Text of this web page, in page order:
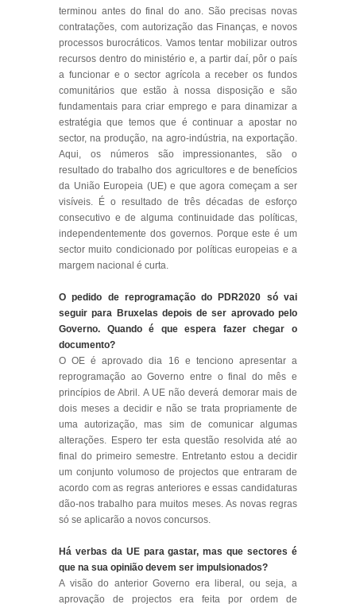
terminou antes do final do ano. São precisas novas
contratações, com autorização das Finanças, e novos
processos burocráticos. Vamos tentar mobilizar outros
recursos dentro do ministério e, a partir daí, pôr o país
a funcionar e o sector agrícola a receber os fundos
comunitários que estão à nossa disposição e são
fundamentais para criar emprego e para dinamizar a
estratégia que temos que é continuar a apostar no
sector, na produção, na agro-indústria, na exportação.
Aqui, os números são impressionantes, são o
resultado do trabalho dos agricultores e de benefícios
da União Europeia (UE) e que agora começam a ser
visíveis. É o resultado de três décadas de esforço
consecutivo e de alguma continuidade das políticas,
independentemente dos governos. Porque este é um
sector muito condicionado por políticas europeias e a
margem nacional é curta.
O pedido de reprogramação do PDR2020 só vai
seguir para Bruxelas depois de ser aprovado pelo
Governo. Quando é que espera fazer chegar o
documento?
O OE é aprovado dia 16 e tenciono apresentar a
reprogramação ao Governo entre o final do mês e
princípios de Abril. A UE não deverá demorar mais de
dois meses a decidir e não se trata propriamente de
uma autorização, mas sim de comunicar algumas
alterações. Espero ter esta questão resolvida até ao
final do primeiro semestre. Entretanto estou a decidir
um conjunto volumoso de projectos que entraram de
acordo com as regras anteriores e essas candidaturas
dão-nos trabalho para muitos meses. As novas regras
só se aplicarão a novos concursos.
Há verbas da UE para gastar, mas que sectores é
que na sua opinião devem ser impulsionados?
A visão do anterior Governo era liberal, ou seja, a
aprovação de projectos era feita por ordem de